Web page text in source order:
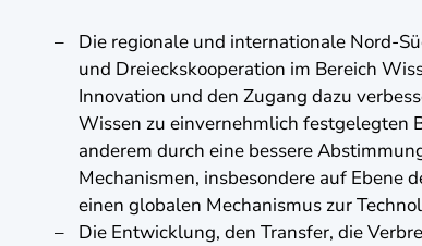
Die regionale und internationale Nord-
und Dreieckskooperation im Bereich
Innovation und den Zugang dazu
Wissen zu einvernehmlich festgelegten
anderem durch eine bessere
Mechanismen, insbesondere auf Ebene
einen globalen Mechanismus zur
Die Entwicklung, den Transfer, die